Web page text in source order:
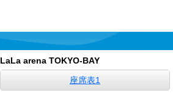
LaLa arena TOKYO-BAY
座席表1